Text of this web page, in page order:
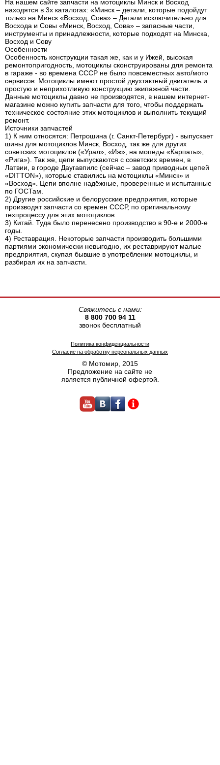
На нашем сайте запчасти на мотоциклы Минск и Восход
находятся в 3х каталогах: «Минск – детали, которые подойдут
только на Минск «Восход, Сова» – Детали исключительно для
Восхода и Совы «Минск, Восход, Сова» – запасные части,
инструменты и принадлежности, которые подходят на Минска,
Восход и Сову
Особенности
Особенность конструкции такая же, как и у Ижей, высокая
ремонтопригодность, мотоциклы сконструированы для ремонта
в гараже - во времена СССР не было повсеместных авто/мото
сервисов. Мотоциклы имеют простой двухтактный двигатель и
простую и неприхотливую конструкцию экипажной части.
Данные мотоциклы давно не производятся, в нашем интернет-
магазине можно купить запчасти для того, чтобы поддержать
техническое состояние этих мотоциклов и выполнить текущий
ремонт.
Источники запчастей
1) К ним относятся: Петрошина (г. Санкт-Петербург) - выпускает
шины для мотоциклов Минск, Восход, так же для других
советских мотоциклов («Урал», «Иж», на мопеды «Карпаты»,
«Рига»). Так же, цепи выпускаются с советских времен, в
Латвии, в городе Даугавпилс (сейчас – завод приводных цепей
«DITTON»), которые ставились на мотоциклы «Минск» и
«Восход». Цепи вполне надёжные, проверенные и испытанные
по ГОСТам.
2) Другие российские и белорусские предприятия, которые
производят запчасти со времен СССР, по оригинальному
техпроцессу для этих мотоциклов.
3) Китай. Туда было перенесено производство в 90-е и 2000-е
годы.
4) Реставрация. Некоторые запчасти производить большими
партиями экономически невыгодно, их реставрируют малые
предприятия, скупая бывшие в употреблении мотоциклы, и
разбирая их на запчасти.
© Мотомир, 2015
Предложение на сайте не
является публичной офертой.
Политика конфиденциальности
Согласие на обработку персональных данных
Свяжитесь с нами:
8 800 700 94 11
звонок бесплатный